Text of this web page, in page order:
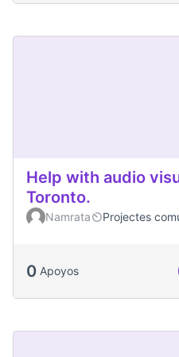
Help with audio
Toronto.
Namrata Projectes
0 Apoyos